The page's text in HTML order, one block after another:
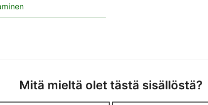
Mitä mieltä olet tästä sisällöstä?